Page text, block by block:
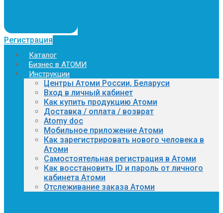
Регистрация
Каталог
Бизнес в АТОМИ
Инструкции
Центры Атоми России, Беларуси
Вход в личный кабинет
Как купить продукцию Атоми
Доставка / оплата / возврат
Atomy doc
Мобильное приложение Атоми
Как зарегистрировать нового человека в
Атоми
Самостоятельная регистрация в Атоми
Как восстановить ID и пароль от личного
кабинета Атоми
Отслеживание заказа Атоми